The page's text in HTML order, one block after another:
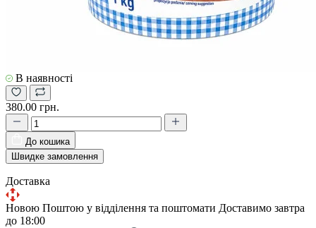
В наявності
380.00 грн.
До кошика
Швидке замовлення
Доставка
Новою Поштою у відділення та поштомати Доставимо завтра
до 18:00